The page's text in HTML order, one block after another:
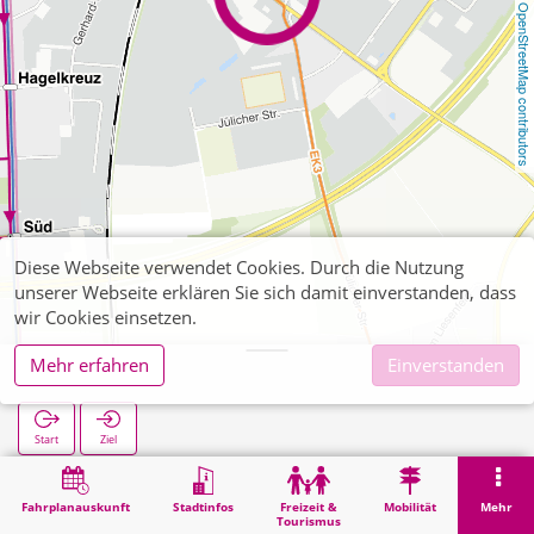
OpenStreetMap contributors
Fahrplanauskunft Stadtinfos
Freizeit &
Tourismus
Mobilität Mehr
Wirth + Co
Start Ziel
Suche
Diese Webseite verwendet Cookies. Durch die Nutzung
unserer Webseite erklären Sie sich damit einverstanden, dass
wir Cookies einsetzen.
Mehr erfahren
Einverstanden